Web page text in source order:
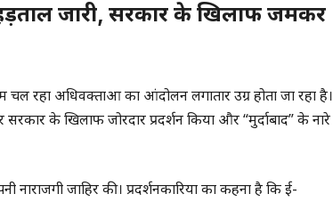
जारी, सरकार के खिलाफ जमकर
रहा अधिवक्ताओं का आंदोलन लगातार उग्र होता जा रहा है।
के खिलाफ जोरदार प्रदर्शन किया और “मुर्दाबाद” के नारे
जाहिर की। प्रदर्शनकारियों का कहना है कि ई-